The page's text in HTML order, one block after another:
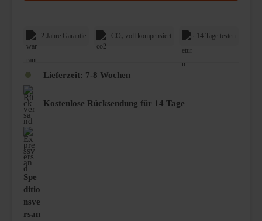
2 Jahre Garantie CO₂ voll kompensiert 14 Tage testen
Lieferzeit: 7-8 Wochen
Kostenlose Rücksendung für 14 Tage
Spe
ditio
nsve
rsan